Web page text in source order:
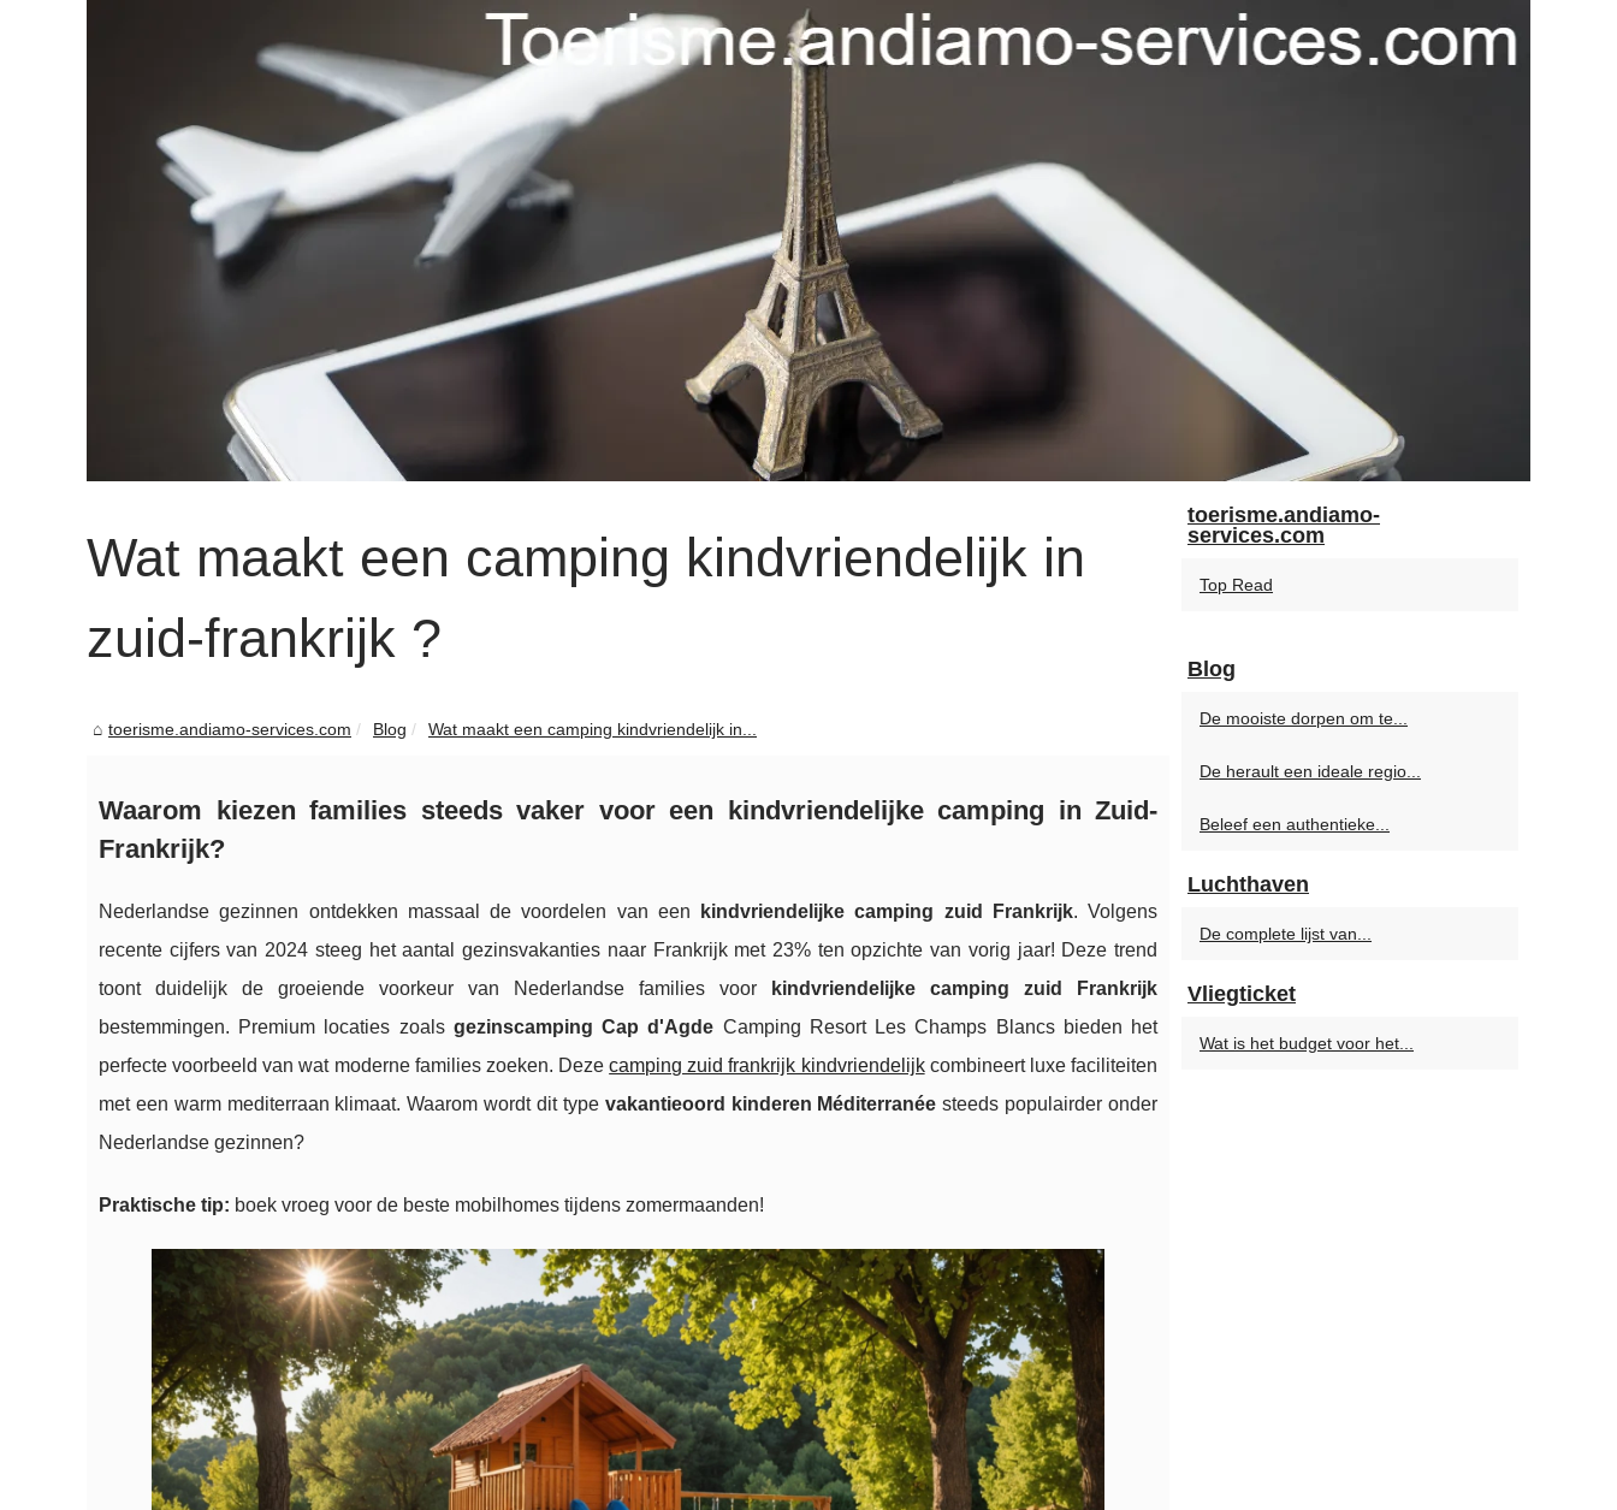
Wat maakt een camping kindvriendelijk in
zuid-frankrijk ?
toerisme.andiamo-services.com Blog Wat maakt een camping kindvriendelijk in...
Waarom kiezen families steeds vaker voor een kindvriendelijke camping in Zuid-
Frankrijk?
Nederlandse gezinnen ontdekken massaal de voordelen van een kindvriendelijke camping zuid Frankrijk. Volgens
recente cijfers van 2024 steeg het aantal gezinsvakanties naar Frankrijk met 23% ten opzichte van vorig jaar! Deze trend
toont duidelijk de groeiende voorkeur van Nederlandse families voor
kindvriendelijke camping zuid Frankrijk
bestemmingen. Premium locaties zoals gezinscamping Cap d'Agde Camping Resort Les Champs Blancs bieden het
perfecte voorbeeld van wat moderne families zoeken. Dezecamping zuid frankrijk kindvriendelijkcombineert luxe faciliteiten
met een warm mediterraan klimaat. Waarom wordt dit type vakantieoord kinderen Méditerranée steeds populairderonder
Nederlandse gezinnen?
Praktische tip: boek vroeg voor de beste mobilhomes tijdens zomermaanden!
toerisme.andiamo-
services.com
Top Read
Blog
De mooiste dorpen om te...
De herault een ideale regio...
Beleef een authentieke...
Luchthaven
De complete lijst van...
Vliegticket
Wat is het budget voor het...